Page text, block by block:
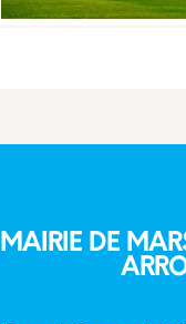
MAIRIE DE